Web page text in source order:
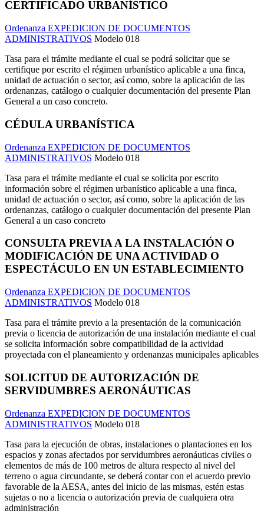
CERTIFICADO URBANÍSTICO
Ordenanza EXPEDICION DE DOCUMENTOS
ADMINISTRATIVOS Modelo 018
Tasa para el trámite mediante el cual se podrá solicitar que se
certifique por escrito el régimen urbanístico aplicable a una finca,
unidad de actuación o sector, así como, sobre la aplicación de las
ordenanzas, catálogo o cualquier documentación del presente Plan
General a un caso concreto.
CÉDULA URBANÍSTICA
Ordenanza EXPEDICION DE DOCUMENTOS
ADMINISTRATIVOS Modelo 018
Tasa para el trámite mediante el cual se solicita por escrito
información sobre el régimen urbanístico aplicable a una finca,
unidad de actuación o sector, así como, sobre la aplicación de las
ordenanzas, catálogo o cualquier documentación del presente Plan
General a un caso concreto
CONSULTA PREVIA A LA INSTALACIÓN O
MODIFICACIÓN DE UNA ACTIVIDAD O
ESPECTÁCULO EN UN ESTABLECIMIENTO
Ordenanza EXPEDICION DE DOCUMENTOS
ADMINISTRATIVOS Modelo 018
Tasa para el trámite previo a la presentación de la comunicación
previa o licencia de autorización de una instalación mediante el cual
se solicita información sobre compatibilidad de la actividad
proyectada con el planeamiento y ordenanzas municipales aplicables
SOLICITUD DE AUTORIZACIÓN DE
SERVIDUMBRES AERONÁUTICAS
Ordenanza EXPEDICION DE DOCUMENTOS
ADMINISTRATIVOS Modelo 018
Tasa para la ejecución de obras, instalaciones o plantaciones en los
espacios y zonas afectados por servidumbres aeronáuticas civiles o
elementos de más de 100 metros de altura respecto al nivel del
terreno o agua circundante, se deberá contar con el acuerdo previo
favorable de la AESA, antes del inicio de las mismas, estén estas
sujetas o no a licencia o autorización previa de cualquiera otra
administración